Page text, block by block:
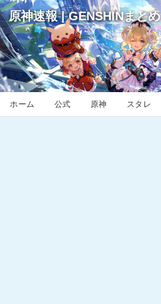
原神速報 | GENSHINまとめ
ホーム 公式 原神 スタレ